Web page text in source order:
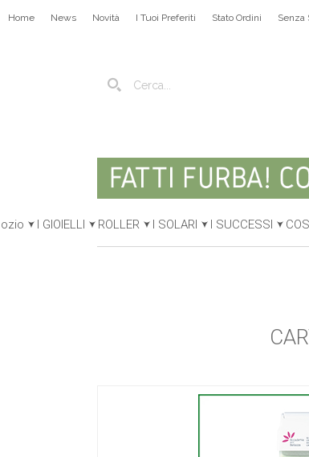
Home News Novità I Tuoi Preferiti Stato Ordini Senza
I GIOIELLI ROLLER I SOLARI I SUCCESSI